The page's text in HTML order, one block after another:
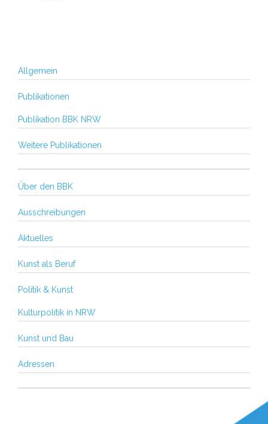
Allgemein
Publikationen
Publikation BBK NRW
Weitere Publikationen
Über den BBK
Ausschreibungen
Aktuelles
Kunst als Beruf
Politik & Kunst
Kulturpolitik in NRW
Kunst und Bau
Adressen